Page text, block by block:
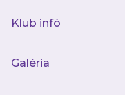
Klub infó
Galéria
pont
ETO